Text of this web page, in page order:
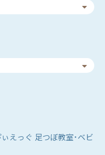
えっぐ 足つぼ教室･ベビ